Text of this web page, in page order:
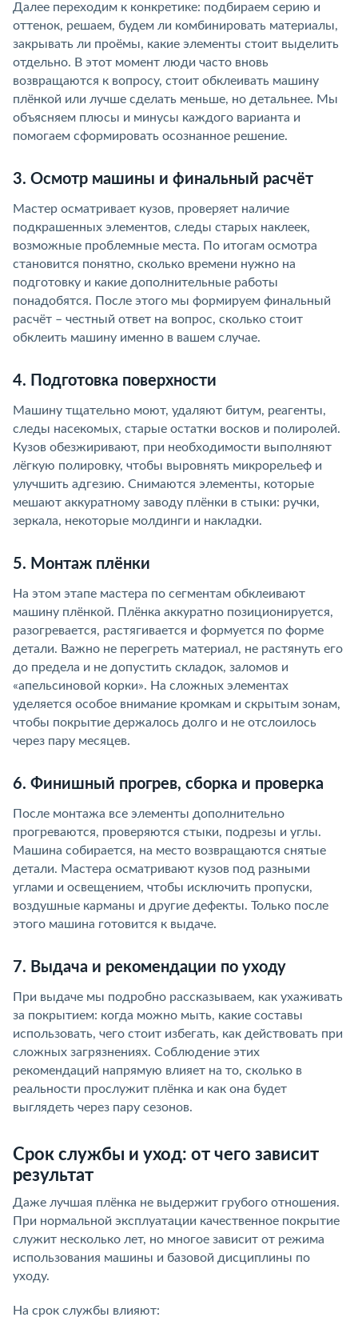
Далее переходим к конкретике: подбираем серию и
оттенок, решаем, будем ли комбинировать материалы,
закрывать ли проёмы, какие элементы стоит выделить
отдельно. В этот момент люди часто вновь
возвращаются к вопросу, стоит обклеивать машину
плёнкой или лучше сделать меньше, но детальнее. Мы
объясняем плюсы и минусы каждого варианта и
помогаем сформировать осознанное решение.
3. Осмотр машины и финальный расчёт
Мастер осматривает кузов, проверяет наличие
подкрашенных элементов, следы старых наклеек,
возможные проблемные места. По итогам осмотра
становится понятно, сколько времени нужно на
подготовку и какие дополнительные работы
понадобятся. После этого мы формируем финальный
расчёт – честный ответ на вопрос, сколько стоит
обклеить машину именно в вашем случае.
4. Подготовка поверхности
Машину тщательно моют, удаляют битум, реагенты,
следы насекомых, старые остатки восков и полиролей.
Кузов обезжиривают, при необходимости выполняют
лёгкую полировку, чтобы выровнять микрорельеф и
улучшить адгезию. Снимаются элементы, которые
мешают аккуратному заводу плёнки в стыки: ручки,
зеркала, некоторые молдинги и накладки.
5. Монтаж плёнки
На этом этапе мастера по сегментам обклеивают
машину плёнкой. Плёнка аккуратно позиционируется,
разогревается, растягивается и формуется по форме
детали. Важно не перегреть материал, не растянуть его
до предела и не допустить складок, заломов и
«апельсиновой корки». На сложных элементах
уделяется особое внимание кромкам и скрытым зонам,
чтобы покрытие держалось долго и не отслоилось
через пару месяцев.
6. Финишный прогрев, сборка и проверка
После монтажа все элементы дополнительно
прогреваются, проверяются стыки, подрезы и углы.
Машина собирается, на место возвращаются снятые
детали. Мастера осматривают кузов под разными
углами и освещением, чтобы исключить пропуски,
воздушные карманы и другие дефекты. Только после
этого машина готовится к выдаче.
7. Выдача и рекомендации по уходу
При выдаче мы подробно рассказываем, как ухаживать
за покрытием: когда можно мыть, какие составы
использовать, чего стоит избегать, как действовать при
сложных загрязнениях. Соблюдение этих
рекомендаций напрямую влияет на то, сколько в
реальности прослужит плёнка и как она будет
выглядеть через пару сезонов.
Срок службы и уход: от чего зависит
результат
Даже лучшая плёнка не выдержит грубого отношения.
При нормальной эксплуатации качественное покрытие
служит несколько лет, но многое зависит от режима
использования машины и базовой дисциплины по
уходу.
На срок службы влияют: